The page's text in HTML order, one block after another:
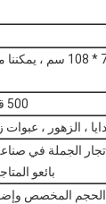
الحجم العادي: 50 * 70 سم ；
500 قطعة لحجم المخزون
، الزهور ، عبوات
الجملة في
بائعو
الحجم المخصص